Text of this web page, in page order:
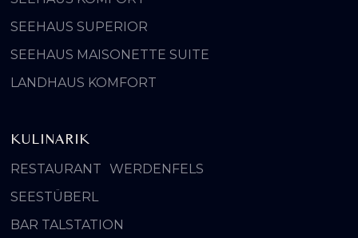
SEEHAUS SUPERIOR
SEEHAUS MAISONETTE SUITE
LANDHAUS KOMFORT
KULINARIK
RESTAURANT WERDENFELS
SEESTÜBERL
BAR TALSTATION